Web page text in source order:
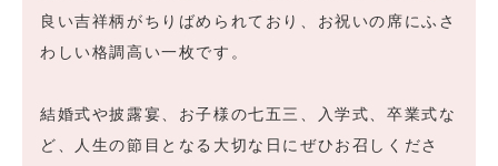
良い吉祥柄がちりばめられており、お祝いの席にふさ
わしい格調高い一枚です。
結婚式や披露宴、お子様の七五三、入学式、卒業式な
ど、人生の節目となる大切な日にぜひお召しくださ